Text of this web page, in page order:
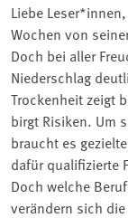
Liebe
Wochen von
Doch bei aller
Niederschlag
Trockenheit zeigt
birgt Risiken. Um
braucht es
dafür qualifizierte
Doch welche
verändern sich